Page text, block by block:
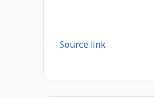
Source link